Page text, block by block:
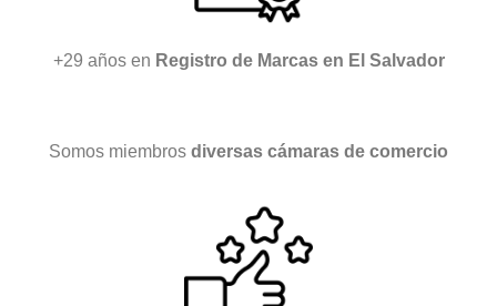
+29 años en Registro de Marcas en El Salvador
Somos miembros diversas cámaras de comercio